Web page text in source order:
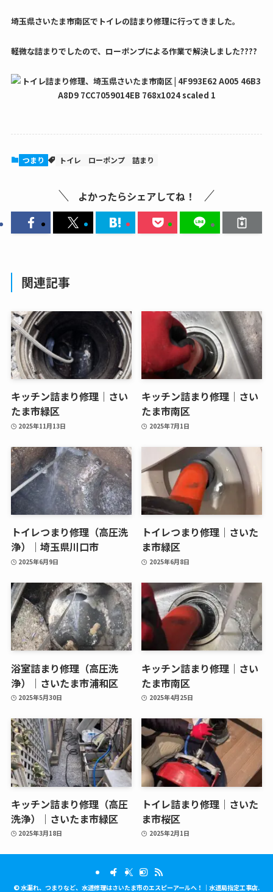
埼玉県さいたま市南区でトイレの詰まり修理に行ってきました。
軽微な詰まりでしたので、ローポンプによる作業で解決しました????
つまり トイレ ローポンプ 詰まり
よかったらシェアしてね！
関連記事
キッチン詰まり修理｜さい
たま市緑区
2025年11月13日
キッチン詰まり修理｜さい
たま市南区
2025年7月1日
トイレつまり修理（高圧洗
浄）｜埼玉県川口市
2025年6月9日
トイレつまり修理｜さいた
ま市緑区
2025年6月8日
浴室詰まり修理（高圧洗
浄）｜さいたま市浦和区
2025年5月30日
キッチン詰まり修理｜さい
たま市南区
2025年4月25日
キッチン詰まり修理（高圧
洗浄）｜さいたま市緑区
2025年3月18日
トイレ詰まり修理｜さいた
ま市桜区
2025年2月1日
©水漏れ、つまりなど、水道修理はさいたま市のエスピーアールへ！｜水道局指定工事店.